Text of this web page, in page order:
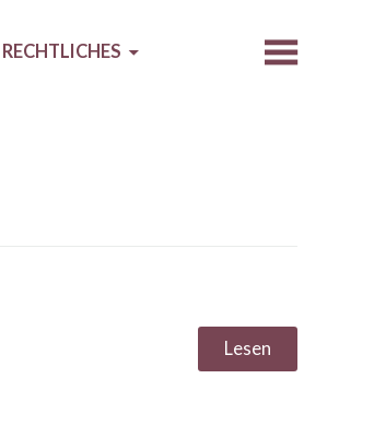
RECHTLICHES
Lesen